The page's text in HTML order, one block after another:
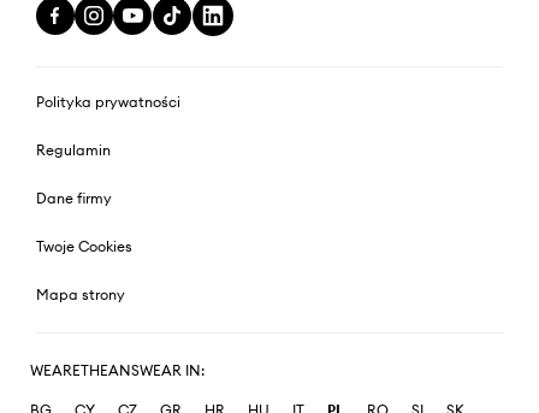
Polityka prywatności
Regulamin
Dane firmy
Twoje Cookies
Mapa strony
WEARETHEANSWEAR IN: